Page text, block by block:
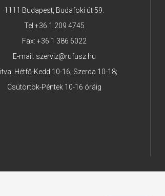
1111 Budapest, Budafoki út 59.
Tel:+36 1 209 4745
Fax: +36 1 386 6022
E-mail: szerviz@rufusz.hu
Hétfő-Kedd 10-16; Szerda 10-18;
Csütörtök-Péntek 10-16 óráig